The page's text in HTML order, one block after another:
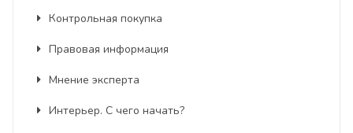
Контрольная покупка
Правовая информация
Мнение эксперта
Интерьер. С чего начать?